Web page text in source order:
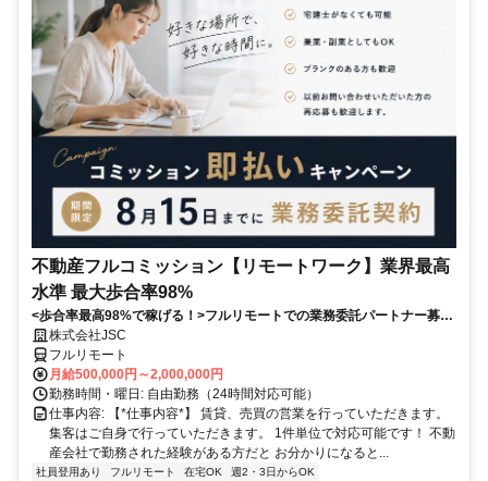
不動産フルコミッション【リモートワーク】業界最高
水準 最大歩合率98%
<歩合率最高98%で稼げる！>フルリモートでの業務委託パートナー募
集！1件単位で対応可能！
株式会社JSC
フルリモート
月給500,000円～2,000,000円
勤務時間・曜日: 自由勤務（24時間対応可能）
仕事内容: 【*仕事内容*】 賃貸、売買の営業を行っていただきます。
集客はご自身で行っていただきます。 1件単位で対応可能です！ 不動
産会社で勤務された経験がある方だと お分かりになると...
社員登用あり フルリモート 在宅OK 週2・3日からOK